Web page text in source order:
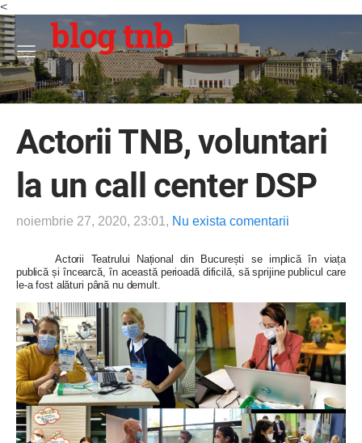
<
blog tnb
Actorii TNB, voluntari
la un call center DSP
noiembrie 27, 2020, 23:01, Nu exista comentarii
Actorii Teatrului Național din București se implică în viața
publică și încearcă, în această perioadă dificilă, să sprijine publicul care
le-a fost alături până nu demult.